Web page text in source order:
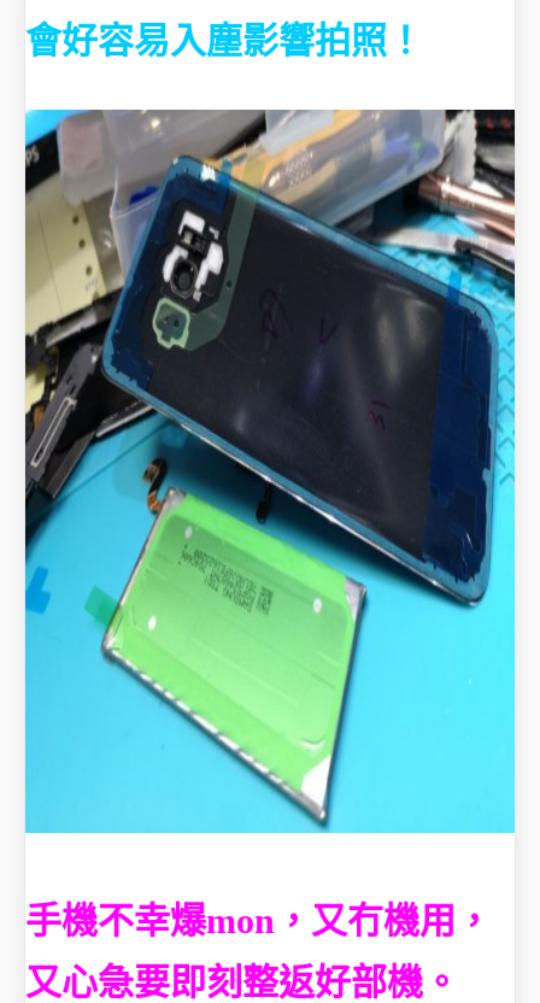
會好容易入塵影響拍照！
手機不幸爆mon，又冇機用，
又心急要即刻整返好部機。